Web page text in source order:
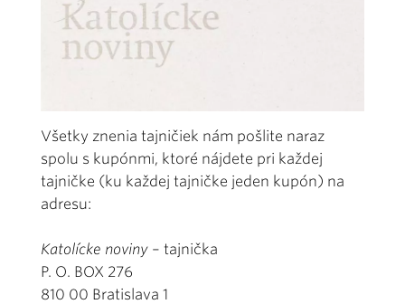
Všetky znenia tajničiek nám pošlite naraz
spolu s kupónmi, ktoré nájdete pri každej
tajničke (ku každej tajničke jeden kupón) na
adresu:
Katolícke noviny – tajnička
P. O. BOX 276
810 00 Bratislava 1